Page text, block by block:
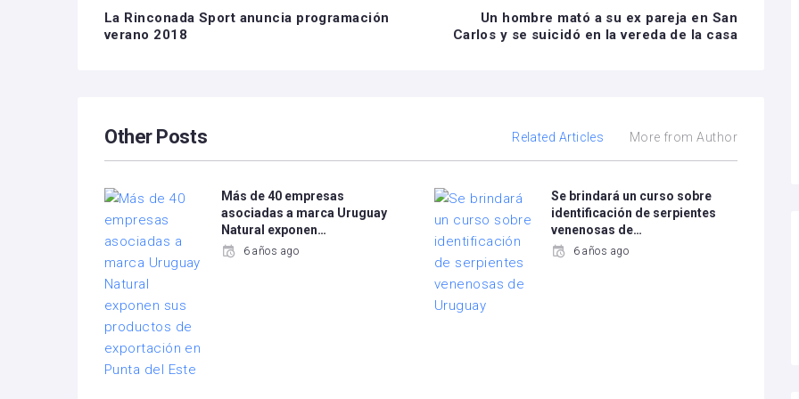
La Rinconada Sport anuncia programación
verano 2018
Un hombre mató a su ex pareja en San
Carlos y se suicidó en la vereda de la casa
Other Posts Related Articles More from Author
Más de 40 empresas
asociadas a marca Uruguay
Natural exponen…
6 años ago
Se brindará un curso sobre
identificación de serpientes
venenosas de…
6 años ago